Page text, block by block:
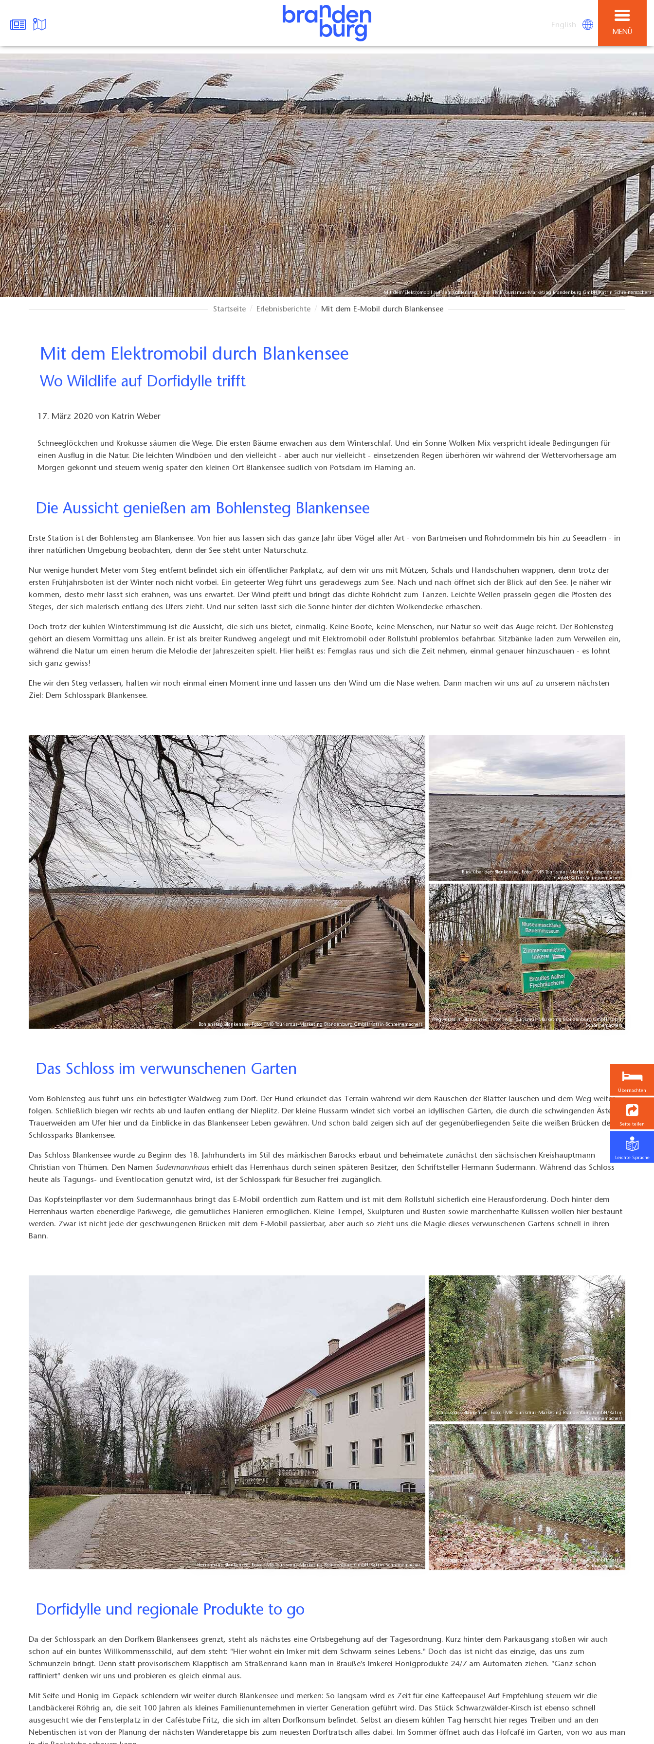
English
MENÜ
Mit dem Elektromobil auf dem Bohlensteg, Foto: TMB Tourismus-Marketing Brandenburg GmbH/Katrin Schreinemachers
Startseite Erlebnisberichte Mit dem E-Mobil durch Blankensee
Mit dem Elektromobil durch Blankensee
Wo Wildlife auf Dorfidylle trifft
17. März 2020 von Katrin Weber
Schneeglöckchen und Krokusse säumen die Wege. Die ersten Bäume erwachen aus dem Winterschlaf. Und ein Sonne-Wolken-Mix verspricht ideale Bedingungen für
einen Ausflug in die Natur. Die leichten Windböen und den vielleicht - aber auch nur vielleicht - einsetzenden Regen überhören wir während der Wettervorhersage am
Morgen gekonnt und steuern wenig später den kleinen Ort Blankensee südlich von Potsdam im Fläming an.
Die Aussicht genießen am Bohlensteg Blankensee
Erste Station ist der Bohlensteg am Blankensee. Von hier aus lassen sich das ganze Jahr über Vögel aller Art - von Bartmeisen und Rohrdommeln bis hin zu Seeadlern - in
ihrer natürlichen Umgebung beobachten, denn der See steht unter Naturschutz.
Nur wenige hundert Meter vom Steg entfernt befindet sich ein öffentlicher Parkplatz, auf dem wir uns mit Mützen, Schals und Handschuhen wappnen, denn trotz der
ersten Frühjahrsboten ist der Winter noch nicht vorbei. Ein geteerter Weg führt uns geradewegs zum See. Nach und nach öffnet sich der Blick auf den See. Je näher wir
kommen, desto mehr lässt sich erahnen, was uns erwartet. Der Wind pfeift und bringt das dichte Röhricht zum Tanzen. Leichte Wellen prasseln gegen die Pfosten des
Steges, der sich malerisch entlang des Ufers zieht. Und nur selten lässt sich die Sonne hinter der dichten Wolkendecke erhaschen.
Doch trotz der kühlen Winterstimmung ist die Aussicht, die sich uns bietet, einmalig. Keine Boote, keine Menschen, nur Natur so weit das Auge reicht. Der Bohlensteg
gehört an diesem Vormittag uns allein. Er ist als breiter Rundweg angelegt und mit Elektromobil oder Rollstuhl problemlos befahrbar. Sitzbänke laden zum Verweilen ein,
während die Natur um einen herum die Melodie der Jahreszeiten spielt. Hier heißt es: Fernglas raus und sich die Zeit nehmen, einmal genauer hinzuschauen - es lohnt
sich ganz gewiss!
Ehe wir den Steg verlassen, halten wir noch einmal einen Moment inne und lassen uns den Wind um die Nase wehen. Dann machen wir uns auf zu unserem nächsten
Ziel: Dem Schlosspark Blankensee.
Bohlensteg Blankensee, Foto: TMB Tourismus-Marketing Brandenburg GmbH/Katrin Schreinemachers
Blick über den Blankensee, Foto: TMB Tourismus-Marketing Brandenburg
GmbH/Katrin Schreinemachers
Wegweiser in Blankensee, Foto: TMB Tourismus-Marketing Brandenburg GmbH/Katrin
Schreinemachers
Das Schloss im verwunschenen Garten
Vom Bohlensteg aus führt uns ein befestigter Waldweg zum Dorf. Der Hund erkundet das Terrain während wir dem Rauschen der Blätter lauschen und dem Weg weiter
folgen. Schließlich biegen wir rechts ab und laufen entlang der Nieplitz. Der kleine Flussarm windet sich vorbei an idyllischen Gärten, die durch die schwingenden Äste der
Trauerweiden am Ufer hier und da Einblicke in das Blankenseer Leben gewähren. Und schon bald zeigen sich auf der gegenüberliegenden Seite die weißen Brücken des
Schlossparks Blankensee.
Das Schloss Blankensee wurde zu Beginn des 18. Jahrhunderts im Stil des märkischen Barocks erbaut und beheimatete zunächst den sächsischen Kreishauptmann
Christian von Thümen. Den Namen Sudermannhaus erhielt das Herrenhaus durch seinen späteren Besitzer, den Schriftsteller Hermann Sudermann. Während das Schloss
heute als Tagungs- und Eventlocation genutzt wird, ist der Schlosspark für Besucher frei zugänglich.
Das Kopfsteinpflaster vor dem Sudermannhaus bringt das E-Mobil ordentlich zum Rattern und ist mit dem Rollstuhl sicherlich eine Herausforderung. Doch hinter dem
Herrenhaus warten ebenerdige Parkwege, die gemütliches Flanieren ermöglichen. Kleine Tempel, Skulpturen und Büsten sowie märchenhafte Kulissen wollen hier bestaunt
werden. Zwar ist nicht jede der geschwungenen Brücken mit dem E-Mobil passierbar, aber auch so zieht uns die Magie dieses verwunschenen Gartens schnell in ihren
Bann.
Herrenhaus Blankensee, Foto: TMB Tourismus-Marketing Brandenburg GmbH/Katrin Schreinemachers
Schlosspark Blankensee, Foto: TMB Tourismus-Marketing Brandenburg GmbH/Katrin
Schreinemachers
Schlosspark Blankensee, Foto: TMB Tourismus-Marketing Brandenburg GmbH/Katrin
Schreinemachers
Dorfidylle und regionale Produkte to go
Da der Schlosspark an den Dorfkern Blankensees grenzt, steht als nächstes eine Ortsbegehung auf der Tagesordnung. Kurz hinter dem Parkausgang stoßen wir auch
schon auf ein buntes Willkommensschild, auf dem steht: "Hier wohnt ein Imker mit dem Schwarm seines Lebens." Doch das ist nicht das einzige, das uns zum
Schmunzeln bringt. Denn statt provisorischem Klapptisch am Straßenrand kann man in Brauße's Imkerei Honigprodukte 24/7 am Automaten ziehen. "Ganz schön
raffiniert" denken wir uns und probieren es gleich einmal aus.
Mit Seife und Honig im Gepäck schlendern wir weiter durch Blankensee und merken: So langsam wird es Zeit für eine Kaffeepause! Auf Empfehlung steuern wir die
Landbäckerei Röhrig an, die seit 100 Jahren als kleines Familienunternehmen in vierter Generation geführt wird. Das Stück Schwarzwälder-Kirsch ist ebenso schnell
ausgesucht wie der Fensterplatz in der Caféstube Fritz, die sich im alten Dorfkonsum befindet. Selbst an diesem kühlen Tag herrscht hier reges Treiben und an den
Nebentischen ist von der Planung der nächsten Wanderetappe bis zum neuesten Dorftratsch alles dabei. Im Sommer öffnet auch das Hofcafé im Garten, von wo aus man
Übernachten
Seite teilen
Leichte Sprache